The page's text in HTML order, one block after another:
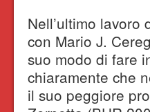
Nell’ultimo lavoro
con Mario J.
suo modo di fare
chiaramente che
il suo peggiore